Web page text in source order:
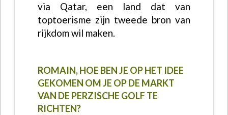
via Qatar, een land dat van
toptoerisme zijn tweede bron van
rijkdom wil maken.
ROMAIN, HOE BEN JE OP HET IDEE
GEKOMEN OM JE OP DE MARKT
VAN DE PERZISCHE GOLF TE
RICHTEN?